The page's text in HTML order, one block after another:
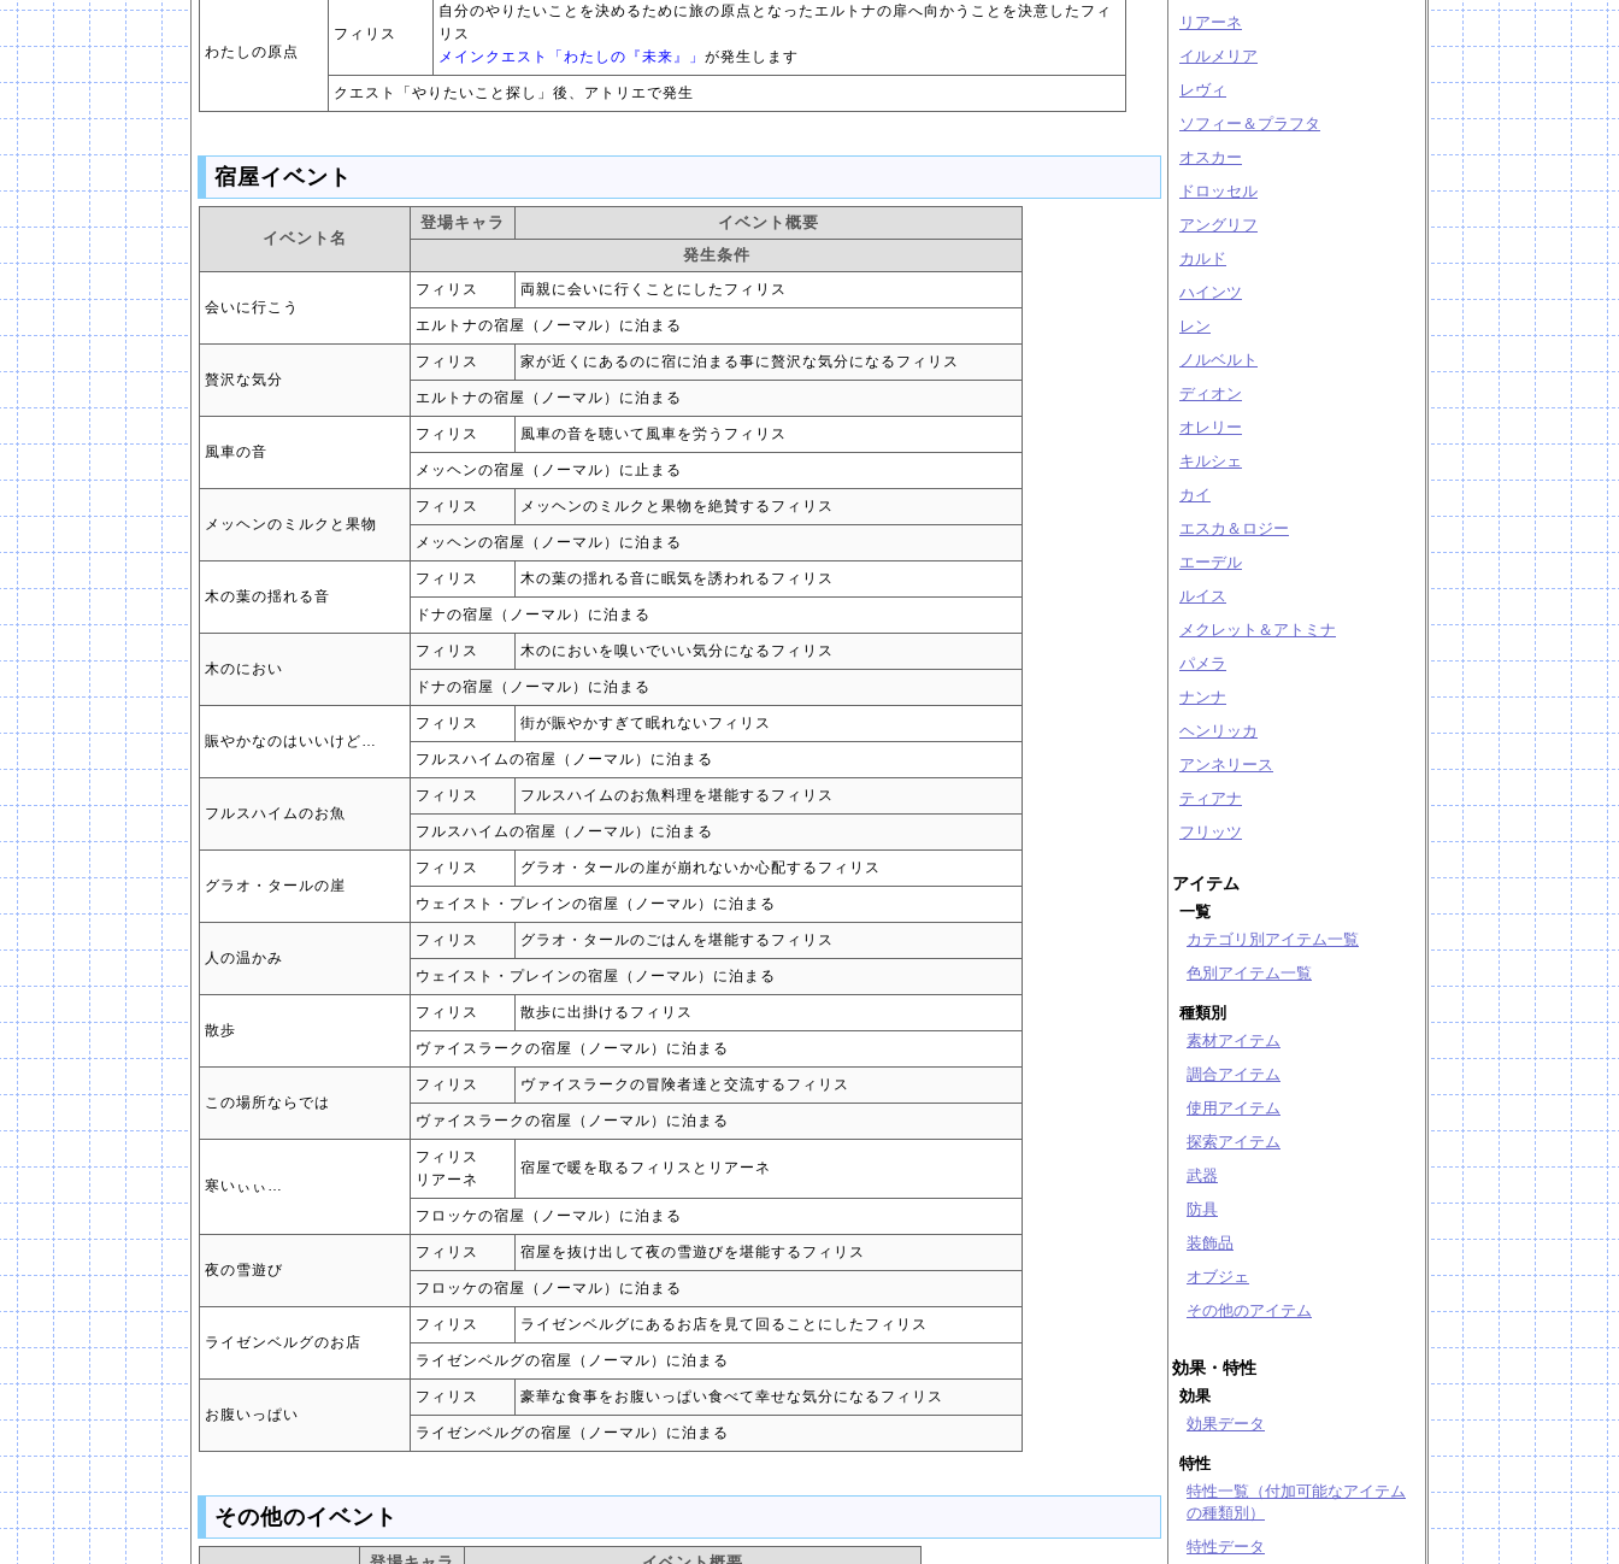
わたしの原点
フィリス
自分のやりたいことを決めるために旅の原点となったエルトナの扉へ向かうことを決意したフィ
リス
メインクエスト「わたしの『未来』」 が発生します
クエスト「やりたいこと探し」後、アトリエで発生
宿屋イベント
イベント名
登場キャラ
イベント概要
発生条件
会いに行こう
フィリス 両親に会いに行くことにしたフィリス
エルトナの宿屋（ノーマル）に泊まる
贅沢な気分
フィリス 家が近くにあるのに宿に泊まる事に贅沢な気分になるフィリス
エルトナの宿屋（ノーマル）に泊まる
風車の音
フィリス 風車の音を聴いて風車を労うフィリス
メッヘンの宿屋（ノーマル）に止まる
メッヘンのミルクと果物
フィリス メッヘンのミルクと果物を絶賛するフィリス
メッヘンの宿屋（ノーマル）に泊まる
木の葉の揺れる音
フィリス 木の葉の揺れる音に眠気を誘われるフィリス
ドナの宿屋（ノーマル）に泊まる
木のにおい
フィリス 木のにおいを嗅いでいい気分になるフィリス
ドナの宿屋（ノーマル）に泊まる
賑やかなのはいいけど…
フィリス 街が賑やかすぎて眠れないフィリス
フルスハイムの宿屋（ノーマル）に泊まる
フルスハイムのお魚
フィリス フルスハイムのお魚料理を堪能するフィリス
フルスハイムの宿屋（ノーマル）に泊まる
グラオ・タールの崖
フィリス グラオ・タールの崖が崩れないか心配するフィリス
ウェイスト・プレインの宿屋（ノーマル）に泊まる
人の温かみ
フィリス グラオ・タールのごはんを堪能するフィリス
ウェイスト・プレインの宿屋（ノーマル）に泊まる
散歩
フィリス 散歩に出掛けるフィリス
ヴァイスラークの宿屋（ノーマル）に泊まる
この場所ならでは
フィリス ヴァイスラークの冒険者達と交流するフィリス
ヴァイスラークの宿屋（ノーマル）に泊まる
寒いぃぃ…
フィリス
リアーネ
宿屋で暖を取るフィリスとリアーネ
フロッケの宿屋（ノーマル）に泊まる
夜の雪遊び
フィリス 宿屋を抜け出して夜の雪遊びを堪能するフィリス
フロッケの宿屋（ノーマル）に泊まる
ライゼンベルグのお店
フィリス ライゼンベルグにあるお店を見て回ることにしたフィリス
ライゼンベルグの宿屋（ノーマル）に泊まる
お腹いっぱい
フィリス 豪華な食事をお腹いっぱい食べて幸せな気分になるフィリス
ライゼンベルグの宿屋（ノーマル）に泊まる
その他のイベント
リアーネ
イルメリア
レヴィ
ソフィー＆プラフタ
オスカー
ドロッセル
アングリフ
カルド
ハインツ
レン
ノルベルト
ディオン
オレリー
キルシェ
カイ
エスカ＆ロジー
エーデル
ルイス
メクレット＆アトミナ
パメラ
ナンナ
ヘンリッカ
アンネリース
ティアナ
フリッツ
アイテム
一覧
カテゴリ別アイテム一覧
色別アイテム一覧
種類別
素材アイテム
調合アイテム
使用アイテム
探索アイテム
武器
防具
装飾品
オブジェ
その他のアイテム
効果・特性
効果
効果データ
特性
特性一覧（付加可能なアイテム
の種類別）
特性データ